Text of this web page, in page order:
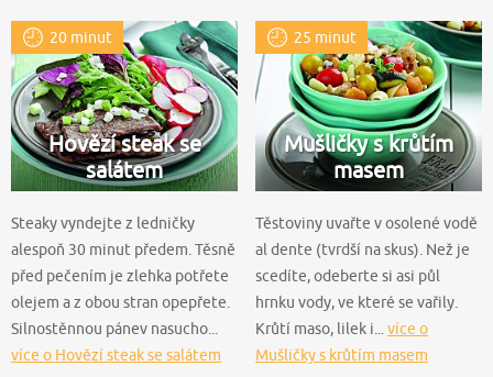
20 minut
Hovězí steak se
salátem
Steaky vyndejte z ledničky
alespoň 30 minut předem. Těsně
před pečením je zlehka potřete
olejem a z obou stran opepřete.
Silnostěnnou pánev nasucho...
více o Hovězí steak se salátem
25 minut
Mušličky s krůtím
masem
Těstoviny uvařte v osolené vodě
al dente (tvrdší na skus). Než je
scedíte, odeberte si asi půl
hrnku vody, ve které se vařily.
Krůtí maso, lilek i... více o
Mušličky s krůtím masem